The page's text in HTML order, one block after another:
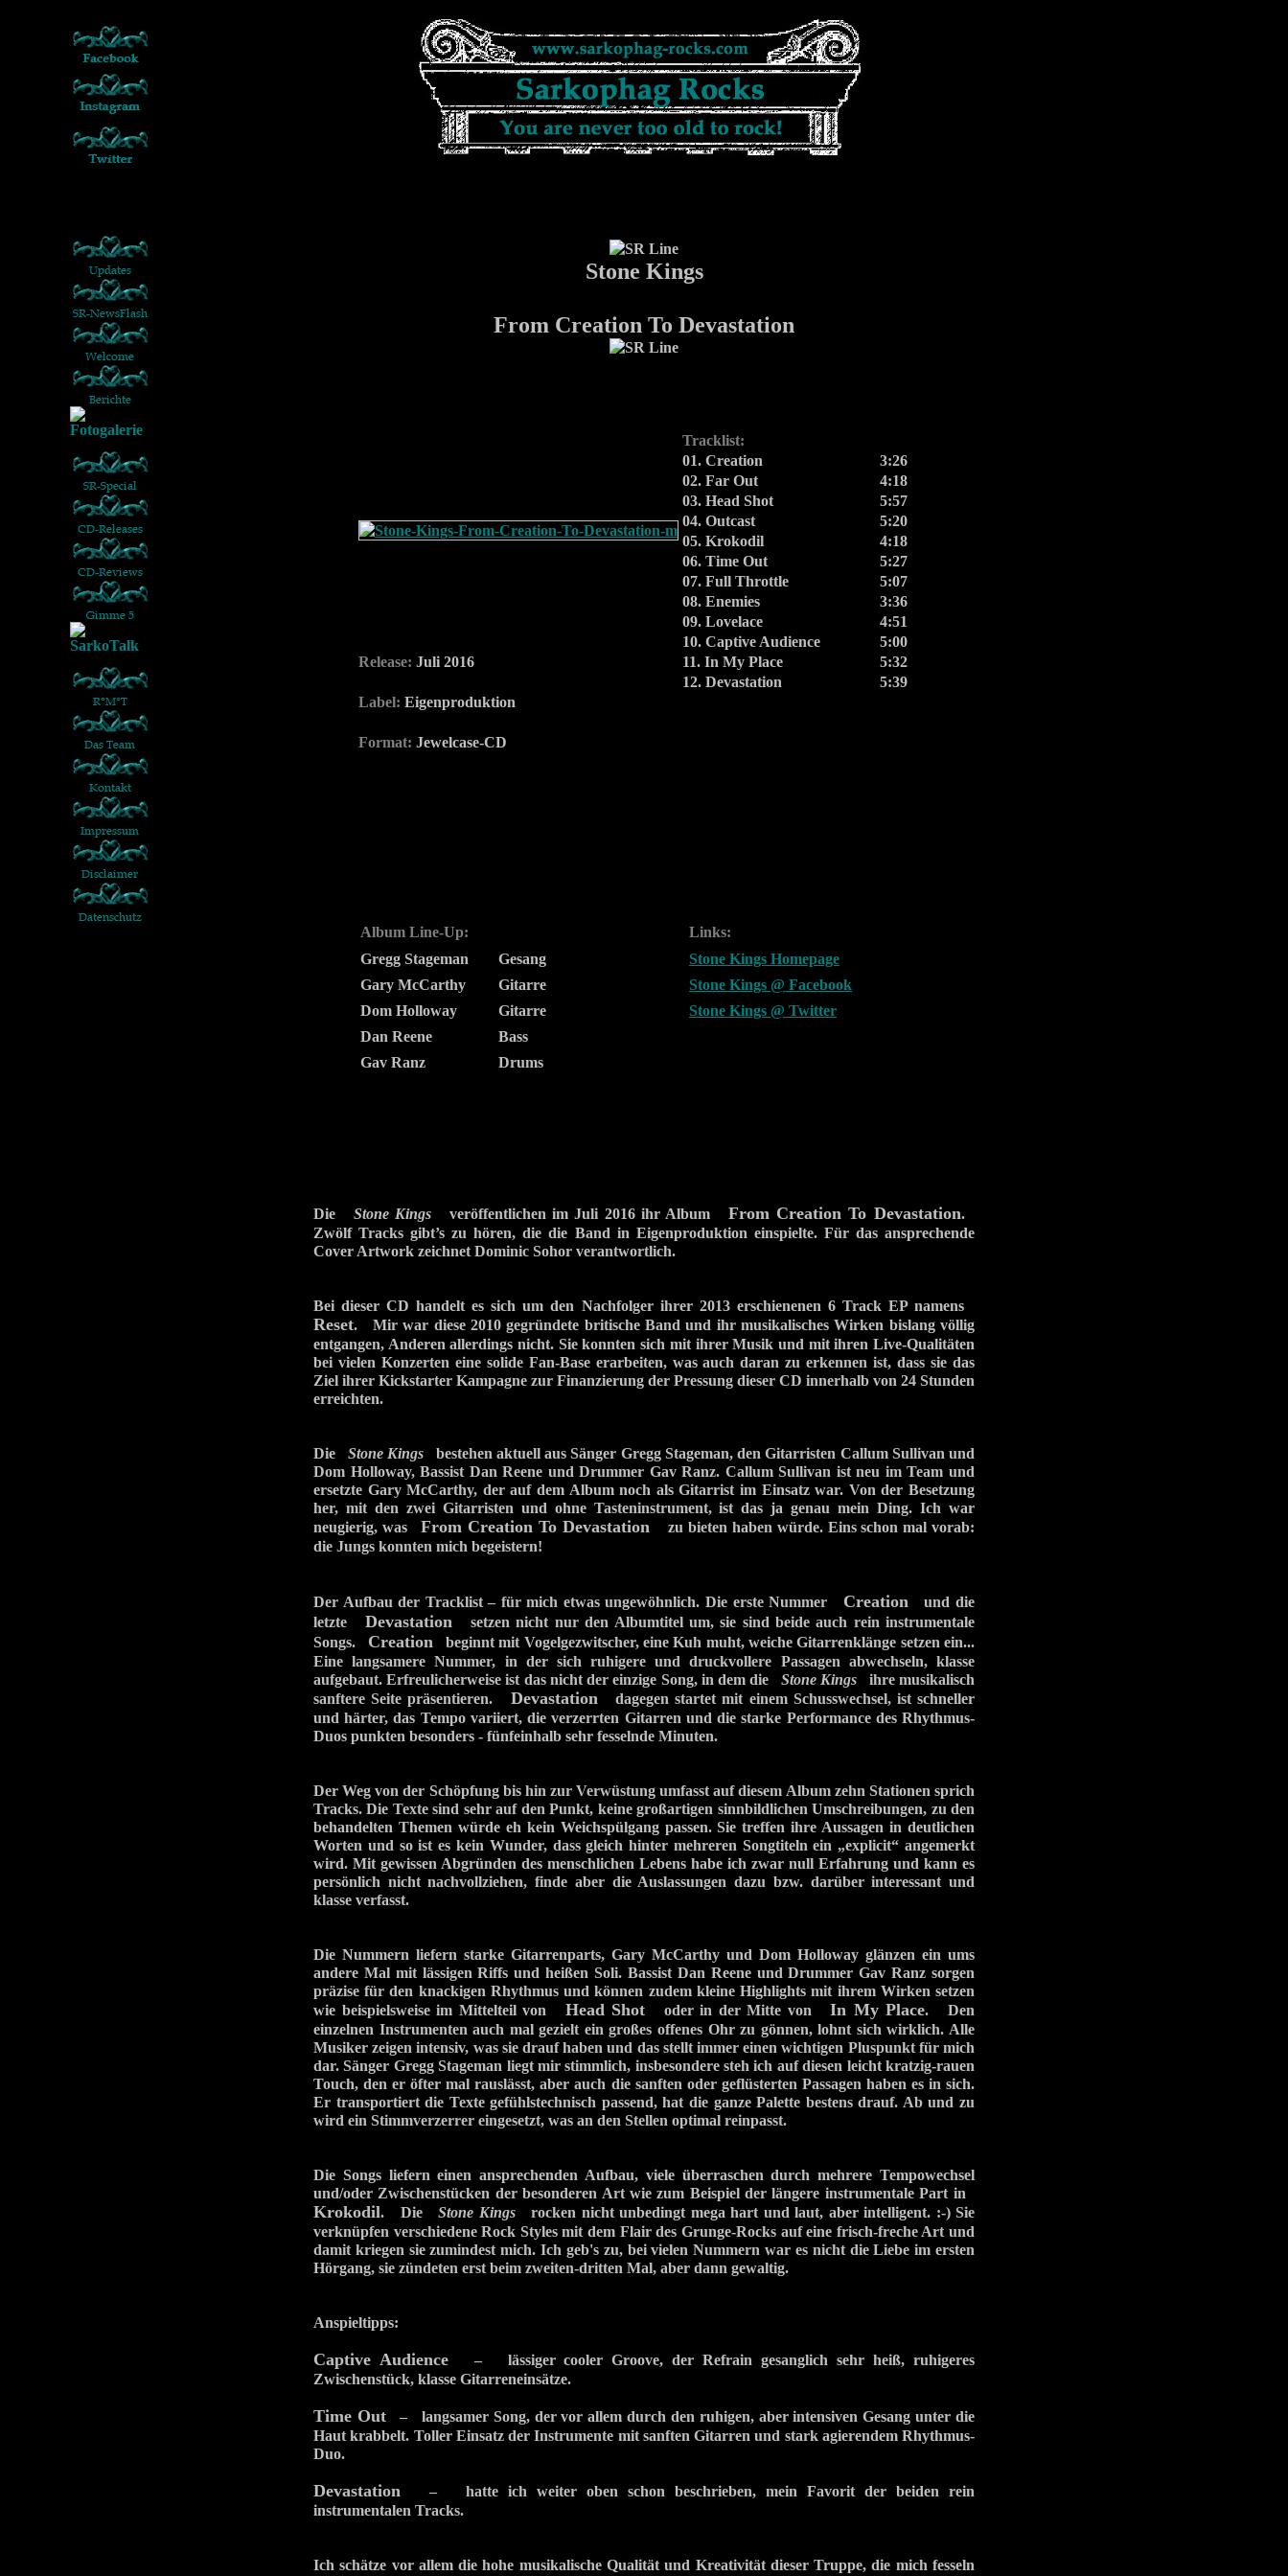
Stone Kings
From Creation To Devastation
Tracklist:
01. Creation
3:26
02. Far Out
4:18
03. Head Shot
5:57
04. Outcast
5:20
05. Krokodil
4:18
06. Time Out
5:27
07. Full Throttle
5:07
08. Enemies
3:36
09. Lovelace
4:51
10. Captive Audience
5:00
Release: Juli 2016 11. In My Place
5:32
12. Devastation
5:39
Label: Eigenproduktion
Format: Jewelcase-CD
Album Line-Up:
Links:
Gregg Stageman
Gesang
Stone Kings Homepage
Gary McCarthy
Gitarre
Stone Kings @ Facebook
Dom Holloway
Gitarre
Stone Kings @ Twitter
Dan Reene
Bass
Gav Ranz
Drums
Die Stone Kings veröffentlichen im Juli 2016 ihr Album From Creation To Devastation.
Zwölf Tracks gibt’s zu hören, die die Band in Eigenproduktion einspielte. Für das ansprechende
Cover Artwork zeichnet Dominic Sohor verantwortlich.
Bei dieser CD handelt es sich um den Nachfolger ihrer 2013 erschienenen 6 Track EP namens
Reset. Mir war diese 2010 gegründete britische Band und ihr musikalisches Wirken bislang völlig
entgangen, Anderen allerdings nicht. Sie konnten sich mit ihrer Musik und mit ihren Live-Qualitäten
bei vielen Konzerten eine solide Fan-Base erarbeiten, was auch daran zu erkennen ist, dass sie das
Ziel ihrer Kickstarter Kampagne zur Finanzierung der Pressung dieser CD innerhalb von 24 Stunden
erreichten.
Die Stone Kingsbestehen aktuell aus Sänger Gregg Stageman, den Gitarristen Callum Sullivan und
Dom Holloway, Bassist Dan Reene und Drummer Gav Ranz. Callum Sullivan ist neu im Team und
ersetzte Gary McCarthy, der auf dem Album noch als Gitarrist im Einsatz war. Von der Besetzung
her, mit den zwei Gitarristen und ohne Tasteninstrument, ist das ja genau mein Ding. Ich war
neugierig, wasFrom Creation To Devastation zu bieten haben würde. Eins schon mal vorab:
die Jungs konnten mich begeistern!
Der Aufbau der Tracklist – für mich etwas ungewöhnlich. Die erste Nummer Creation und die
letzteDevastation setzen nicht nur den Albumtitel um, sie sind beide auch rein instrumentale
Songs. Creation beginnt mit Vogelgezwitscher, eine Kuh muht, weiche Gitarrenklänge setzen ein...
Eine langsamere Nummer, in der sich ruhigere und druckvollere Passagen abwechseln, klasse
aufgebaut. Erfreulicherweise ist das nicht der einzige Song, in dem die Stone Kings ihre musikalisch
sanftere Seite präsentieren. Devastation dagegen startet mit einem Schusswechsel, ist schneller
und härter, das Tempo variiert, die verzerrten Gitarren und die starke Performance des Rhythmus-
Duos punkten besonders - fünfeinhalb sehr fesselnde Minuten.
Der Weg von der Schöpfung bis hin zur Verwüstung umfasst auf diesem Album zehn Stationen sprich
Tracks. Die Texte sind sehr auf den Punkt, keine großartigen sinnbildlichen Umschreibungen, zu den
behandelten Themen würde eh kein Weichspülgang passen. Sie treffen ihre Aussagen in deutlichen
Worten und so ist es kein Wunder, dass gleich hinter mehreren Songtiteln ein „explicit“ angemerkt
wird. Mit gewissen Abgründen des menschlichen Lebens habe ich zwar null Erfahrung und kann es
persönlich nicht nachvollziehen, finde aber die Auslassungen dazu bzw. darüber interessant und
klasse verfasst.
Die Nummern liefern starke Gitarrenparts, Gary McCarthy und Dom Holloway glänzen ein ums
andere Mal mit lässigen Riffs und heißen Soli. Bassist Dan Reene und Drummer Gav Ranz sorgen
präzise für den knackigen Rhythmus und können zudem kleine Highlights mit ihrem Wirken setzen
wie beispielsweise im Mittelteil von Head Shot oder in der Mitte vonIn My Place. Den
einzelnen Instrumenten auch mal gezielt ein großes offenes Ohr zu gönnen, lohnt sich wirklich. Alle
Musiker zeigen intensiv, was sie drauf haben und das stellt immer einen wichtigen Pluspunkt für mich
dar. Sänger Gregg Stageman liegt mir stimmlich, insbesondere steh ich auf diesen leicht kratzig-rauen
Touch, den er öfter mal rauslässt, aber auch die sanften oder geflüsterten Passagen haben es in sich.
Er transportiert die Texte gefühlstechnisch passend, hat die ganze Palette bestens drauf. Ab und zu
wird ein Stimmverzerrer eingesetzt, was an den Stellen optimal reinpasst.
Die Songs liefern einen ansprechenden Aufbau, viele überraschen durch mehrere Tempowechsel
und/oder Zwischenstücken der besonderen Art wie zum Beispiel der längere instrumentale Part in
Krokodil. Die Stone Kingsrocken nicht unbedingt mega hart und laut, aber intelligent. :-) Sie
verknüpfen verschiedene Rock Styles mit dem Flair des Grunge-Rocks auf eine frisch-freche Art und
damit kriegen sie zumindest mich. Ich geb's zu, bei vielen Nummern war es nicht die Liebe im ersten
Hörgang, sie zündeten erst beim zweiten-dritten Mal, aber dann gewaltig.
Anspieltipps:
Captive Audience– lässiger cooler Groove, der Refrain gesanglich sehr heiß, ruhigeres
Zwischenstück, klasse Gitarreneinsätze.
Time Out– langsamer Song, der vor allem durch den ruhigen, aber intensiven Gesang unter die
Haut krabbelt. Toller Einsatz der Instrumente mit sanften Gitarren und stark agierendem Rhythmus-
Duo.
Devastation – hatte ich weiter oben schon beschrieben, mein Favorit der beiden rein
instrumentalen Tracks.
Ich schätze vor allem die hohe musikalische Qualität und Kreativität dieser Truppe, die mich fesseln